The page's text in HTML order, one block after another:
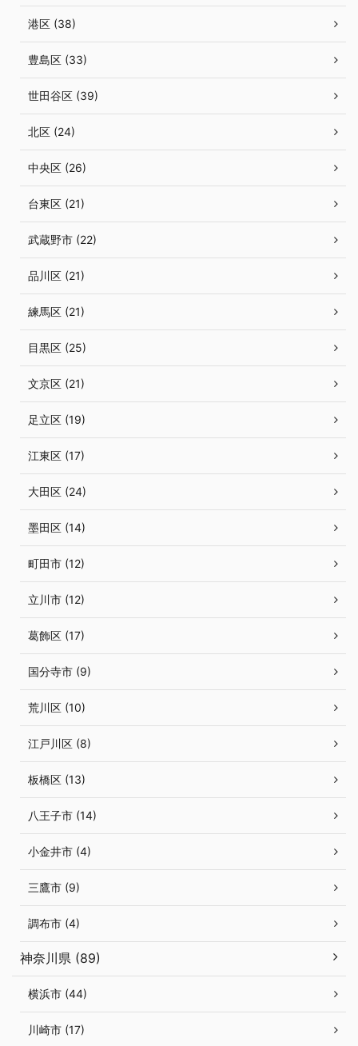
港区 (38)
豊島区 (33)
世田谷区 (39)
北区 (24)
中央区 (26)
台東区 (21)
武蔵野市 (22)
品川区 (21)
練馬区 (21)
目黒区 (25)
文京区 (21)
足立区 (19)
江東区 (17)
大田区 (24)
墨田区 (14)
町田市 (12)
立川市 (12)
葛飾区 (17)
国分寺市 (9)
荒川区 (10)
江戸川区 (8)
板橋区 (13)
八王子市 (14)
小金井市 (4)
三鷹市 (9)
調布市 (4)
神奈川県 (89)
横浜市 (44)
川崎市 (17)